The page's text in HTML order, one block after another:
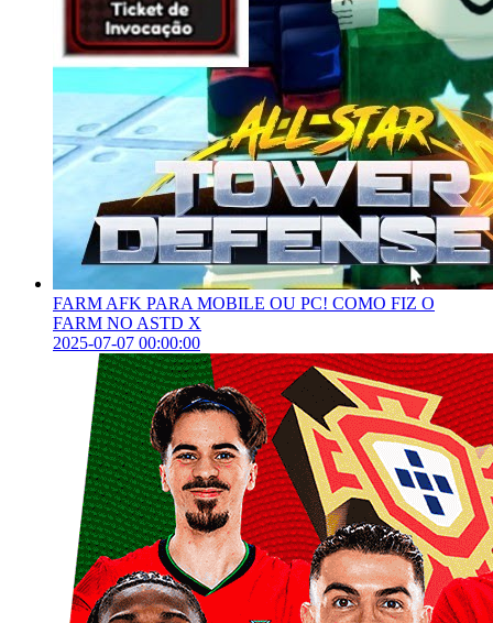
FARM AFK PARA MOBILE OU PC! COMO FIZ O
FARM NO ASTD X
2025-07-07 00:00:00